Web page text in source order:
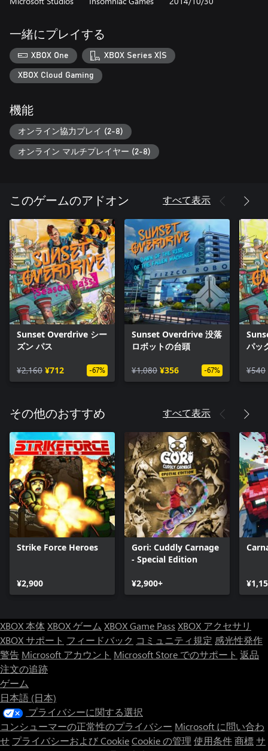
一緒にプレイする
XBOX One XBOX Series X|S
XBOX Cloud Gaming
機能
オンライン協力プレイ (2-8)
オンライン マルチプレイヤー (2-8)
このゲームのアドオン すべて表示
Sunset Overdrive シー
ズン パス
¥2,160 ¥712 -67%
Sunset Overdrive 没落
ロボットの台頭
¥1,080 ¥356 -67%
パッ
¥540
その他のおすすめ すべて表示
Strike Force Heroes
¥2,900
Gori: Cuddly Carnage
- Special Edition
¥2,900+
XBOX 本体XBOX ゲーム XBOX Game Pass XBOX アクセサリ
XBOX サポート フィードバック コミュニティ規定 感光性発作
警告 Microsoft アカウント Microsoft Store でのサポート 返品
注文の追跡
ゲーム
日本語 (日本)
プライバシーに関する選択
コンシューマーの正常性のプライバシー Microsoft に問い合わ
せ プライバシーおよび CookieCookie の管理 使用条件商標サ